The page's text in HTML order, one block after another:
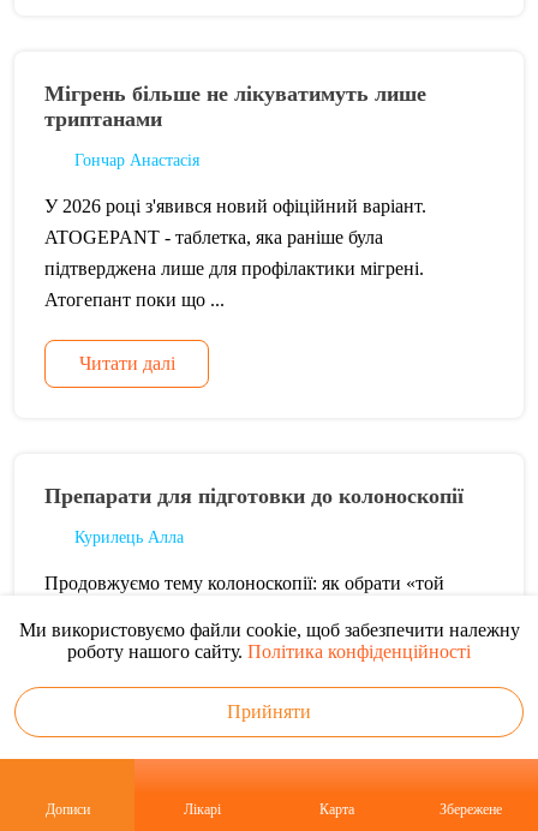
Дописи Лікарі Карта Збережене
Мігрень більше не лікуватимуть лише
триптанами
Гончар Анастасія
У 2026 році з'явився новий офіційний варіант.
ATOGEPANT - таблетка, яка раніше була
підтверджена лише для профілактики мігрені.
Атогепант поки що ...
Читати далі
Препарати для підготовки до колоноскопії
Курилець Алла
Продовжуємо тему колоноскопії: як обрати «той
харчування перед процедурою - це лише половина
Читати далі
Ми використовуємо файли cookie, щоб забезпечити належну
роботу нашого сайту. Політика конфіденційності
Прийняти